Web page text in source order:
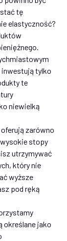
tę
elastyczność?
tylko
te
niewielką
zarówno
stopy
utrzymywać
który nie
wyższe
pod ręką
określane jako